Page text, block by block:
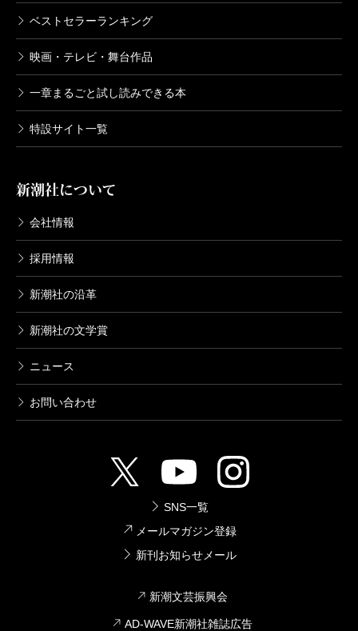
ベストセラーランキング
映画・テレビ・舞台作品
一章まるごと試し読みできる本
特設サイト一覧
新潮社について
会社情報
採用情報
新潮社の沿革
新潮社の文学賞
ニュース
お問い合わせ
SNS一覧
メールマガジン登録
新刊お知らせメール
新潮文芸振興会
AD-WAVE新潮社雑誌広告